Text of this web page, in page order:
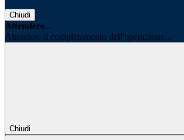
Chiudi
Attendere...
Attendere il completamento dell'operazione...
Chiudi